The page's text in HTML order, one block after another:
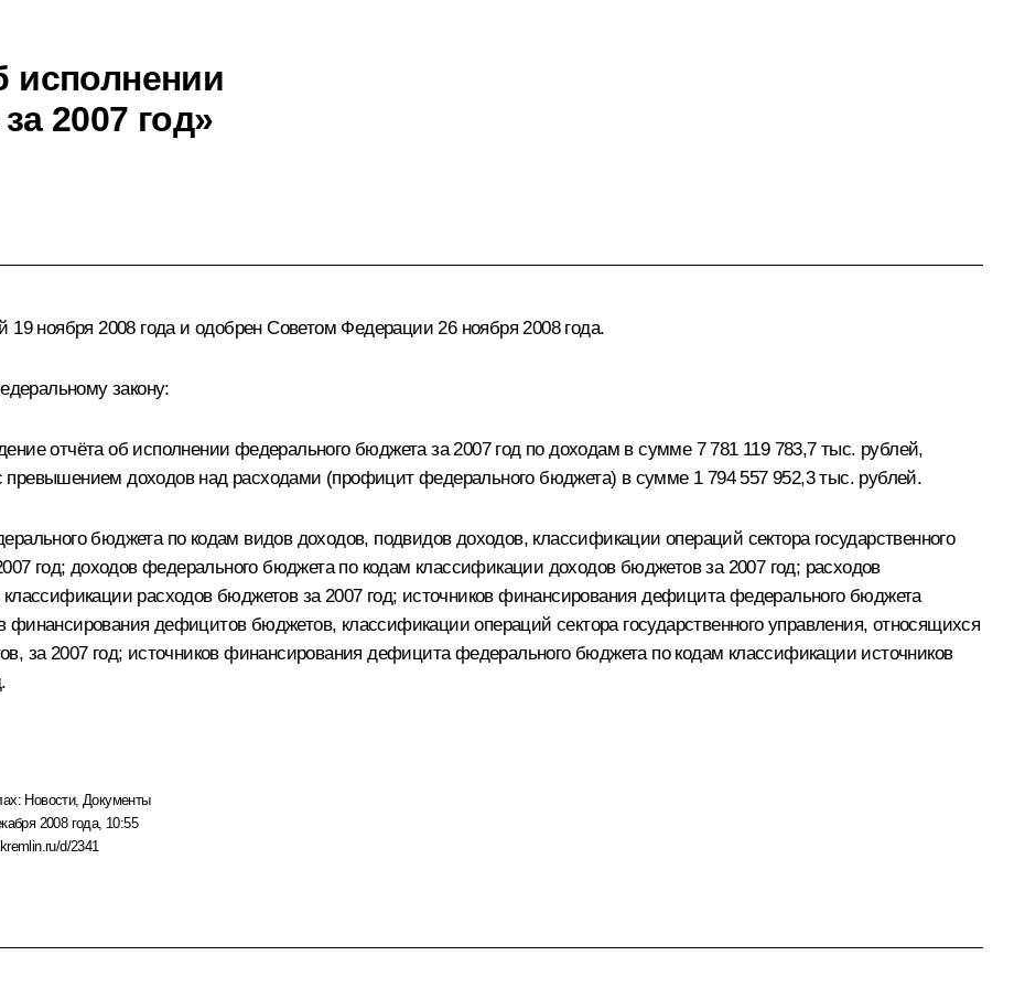
исполнении
2007 год»
ноября 2008 года и одобрен Советом Федерации 26 ноября 2008 года.
закону:
отчёта об исполнении федерального бюджета за 2007 год по доходам в сумме 7 781 119 783,7 тыс. рублей,
доходов над расходами (профицит федерального бюджета) в сумме 1 794 557 952,3 тыс. рублей.
бюджета по кодам видов доходов, подвидов доходов, классификации операций сектора государственного
год; доходов федерального бюджета по кодам классификации доходов бюджетов за 2007 год; расходов
расходов бюджетов за 2007 год; источников финансирования дефицита федерального бюджета
финансирования дефицитов бюджетов, классификации операций сектора государственного управления, относящихся
за 2007 год; источников финансирования дефицита федерального бюджета по кодам классификации источников
Новости,Документы
2008 года, 10:55
kremlin.ru/d/2341